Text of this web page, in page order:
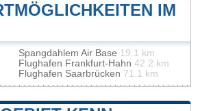
IM
Spangdahlem Air Base 19.1 km
Flughafen Frankfurt-Hahn 42.2 km
Flughafen Saarbrücken 71.1 km